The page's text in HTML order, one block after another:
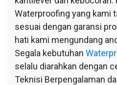
Waterproofing yang kami
sesuai dengan garansi
hati kami mengundang
Segala kebutuhan
selalu diarahkan dengan
Teknisi Berpengalaman